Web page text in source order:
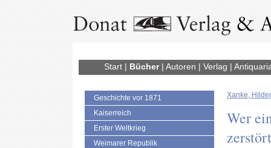
Start| Bücher| Autoren | Verlag |
Geschichte vor 1871
Kaiserreich
Erster Weltkrieg
Weimarer Republik
Xanke,
Wer